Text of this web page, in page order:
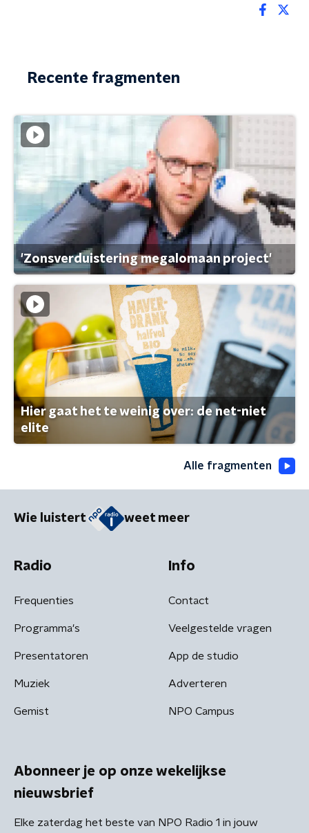
Recente fragmenten
'Zonsverduistering megalomaan project'
Hier gaat het te weinig over: de net-niet
elite
Alle fragmenten
Wie luistert weet meer
Radio
Frequenties
Programma's
Presentatoren
Muziek
Gemist
Info
Contact
Veelgestelde vragen
App de studio
Adverteren
NPO Campus
Abonneer je op onze wekelijkse
nieuwsbrief
Elke zaterdag het beste van NPO Radio 1 in jouw